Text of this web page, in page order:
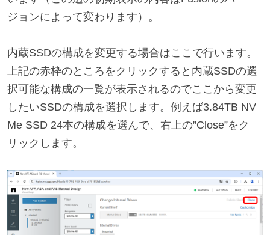
ジョンによって変わります）。
内蔵SSDの構成を変更する場合はここで行います。
上記の赤枠のところをクリックすると内蔵SSDの選
択可能な構成の一覧が表示されるのでここから変更
したいSSDの構成を選択します。例えば3.84TB NV
Me SSD 24本の構成を選んで、右上の”Close”をク
リックします。